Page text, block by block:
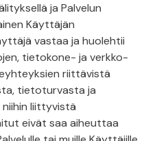
ja Palvelun
Käyttäjän
vastaa ja huolehtii
tietokone- ja verkko-
riittävistä
tietoturvasta ja
liittyvistä
eivät saa aiheuttaa